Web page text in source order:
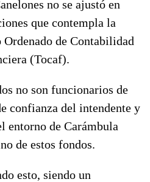
no se ajustó en
que contempla la
de Contabilidad
(Tocaf).
no son funcionarios de
confianza del intendente y
entorno de Carámbula
de estos fondos.
esto, siendo un